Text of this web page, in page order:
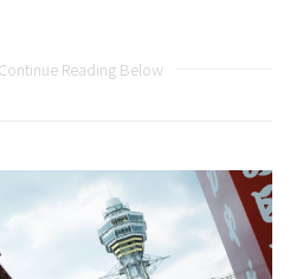
Reading Below